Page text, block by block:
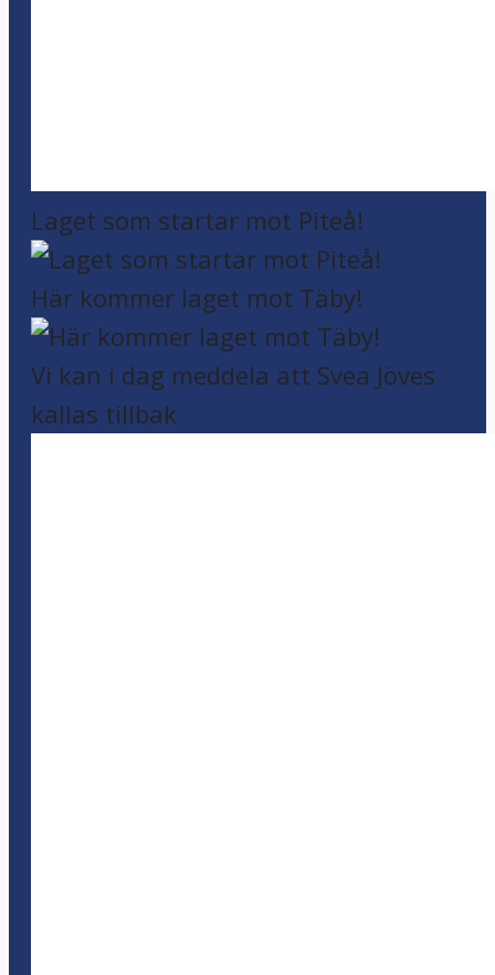
Laget som startar mot Piteå!
Här kommer laget mot Täby!
Vi kan i dag meddela att Svea Jöves
kallas tillbak